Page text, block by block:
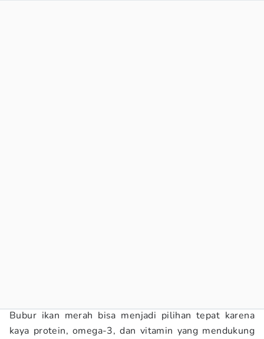
Bubur ikan merah bisa menjadi pilihan tepat karena
kaya protein, omega-3, dan vitamin yang mendukung